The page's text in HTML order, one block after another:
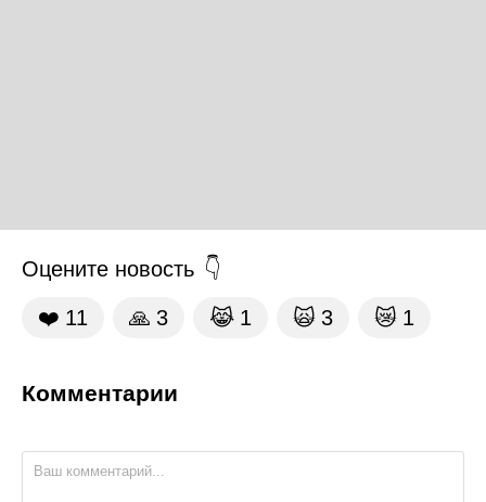
Оцените новость
❤️ 11 🙏 3 😹 1 🙀 3 😿 1
Комментарии